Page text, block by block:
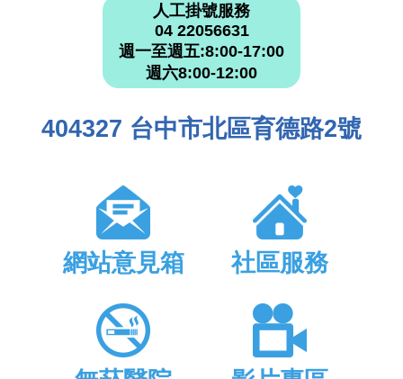
人工掛號服務
04 22056631
週一至週五:8:00-17:00
週六8:00-12:00
404327 台中市北區育德路2號
網站意見箱 社區服務